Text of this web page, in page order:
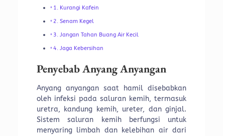
1. Kurangi Kafein
2. Senam Kegel
3. Jangan Tahan Buang Air Kecil
4. Jaga Kebersihan
Penyebab Anyang Anyangan
Anyang anyangan saat hamil disebabkan
oleh infeksi pada saluran kemih, termasuk
uretra, kandung kemih, ureter, dan ginjal.
Sistem saluran kemih berfungsi untuk
menyaring limbah dan kelebihan air dari